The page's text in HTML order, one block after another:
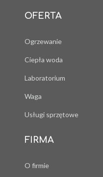
OFERTA
Ogrzewanie
Ciepła woda
Laboratorium
Waga
Usługi sprzętowe
FIRMA
O firmie